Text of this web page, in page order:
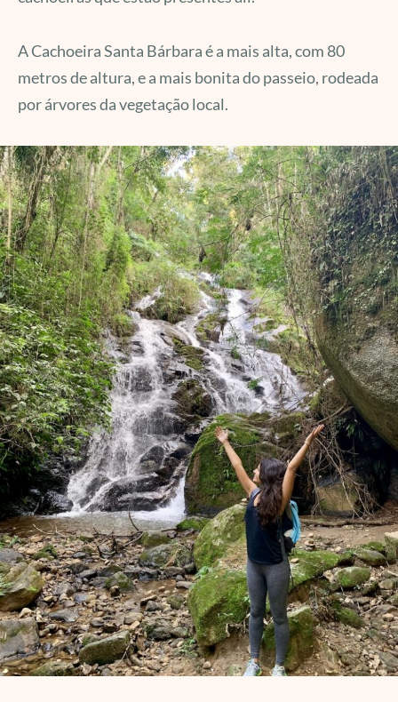
A Cachoeira Santa Bárbara é a mais alta, com 80
metros de altura, e a mais bonita do passeio, rodeada
por árvores da vegetação local.